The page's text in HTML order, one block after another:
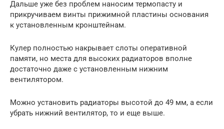
Дальше уже без проблем наносим термопасту и
прикручиваем винты прижимной пластины основания
к установленным кронштейнам.
Кулер полностью накрывает слоты оперативной
памяти, но места для высоких радиаторов вполне
достаточно даже с установленным нижним
вентилятором.
Можно установить радиаторы высотой до 49 мм, а если
убрать нижний вентилятор, то и еще выше.